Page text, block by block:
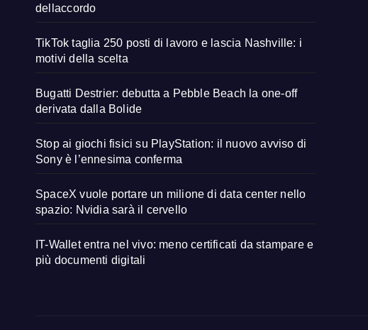
dellaccordo
TikTok taglia 250 posti di lavoro e lascia Nashville: i
motivi della scelta
Bugatti Destrier: debutta a Pebble Beach la one-off
derivata dalla Bolide
Stop ai giochi fisici su PlayStation: il nuovo avviso di
Sony è l’ennesima conferma
SpaceX vuole portare un milione di data center nello
spazio: Nvidia sarà il cervello
IT-Wallet entra nel vivo: meno certificati da stampare e
più documenti digitali